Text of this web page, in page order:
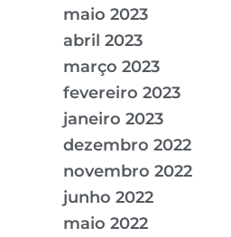
maio 2023
abril 2023
março 2023
fevereiro 2023
janeiro 2023
dezembro 2022
novembro 2022
junho 2022
maio 2022